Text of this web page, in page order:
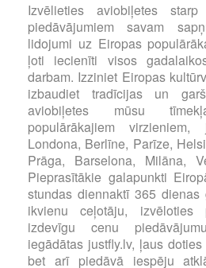
Izvēlieties aviobiļetes
piedāvājumiem savam
lidojumi uz Eiropas
ļoti iecienīti visos
darbam. Izziniet Eiropas
izbaudiet tradīcijas un
aviobiļetes mūsu
populārākajiem virzieniem,
Londona, Berlīne, Parīze,
Prāga, Barselona, Milāna,
Pieprasītākie galapunkti
stundas diennaktī 365
ikvienu ceļotāju,
izdevīgu cenu
iegādātas justfly.lv, ļaus
bet arī piedāvā iespēju